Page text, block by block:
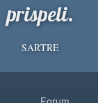
prispeli.
SARTRE